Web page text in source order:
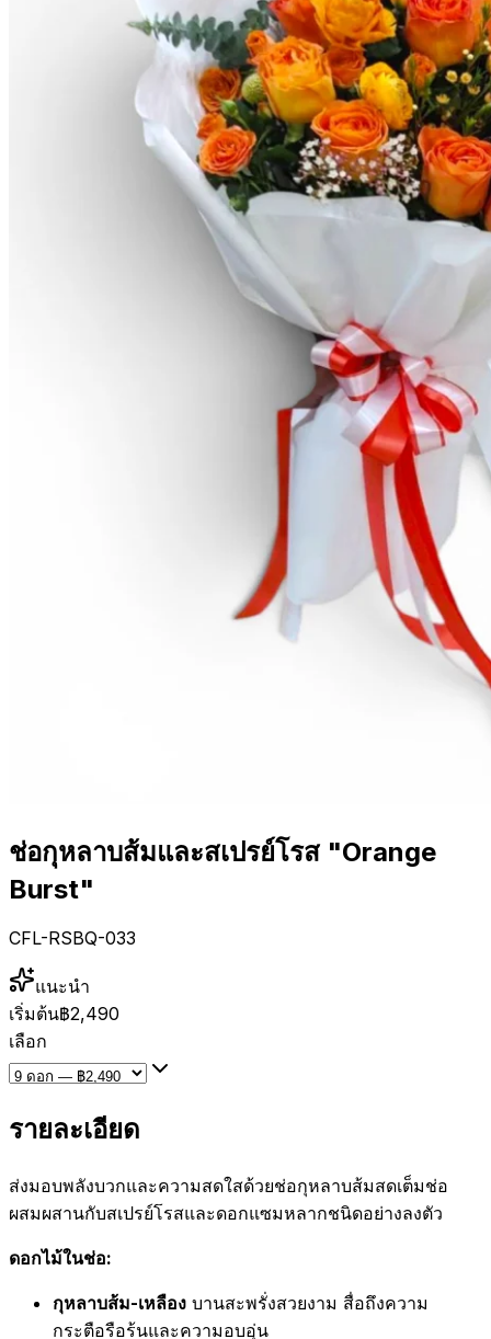
ช่อกุหลาบส้มและสเปรย์โรส "Orange
Burst"
CFL-RSBQ-033
แนะนำ
เริ่มต้น฿2,490
เลือก
รายละเอียด
ส่งมอบพลังบวกและความสดใสด้วยช่อกุหลาบส้มสดเต็มช่อ
ผสมผสานกับสเปรย์โรสและดอกแซมหลากชนิดอย่างลงตัว
ดอกไม้ในช่อ:
กุหลาบส้ม-เหลือง บานสะพรั่งสวยงาม สื่อถึงความ
กระตือรือร้นและความอบอุ่น